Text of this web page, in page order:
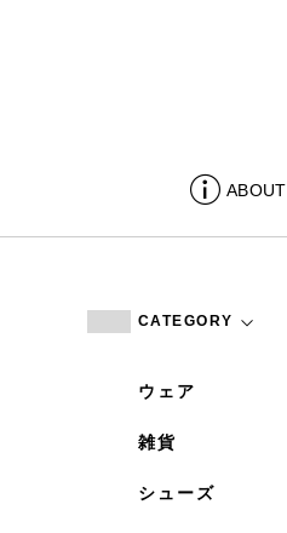
ABOUT
CATEGORY
ウェア
雑貨
シューズ